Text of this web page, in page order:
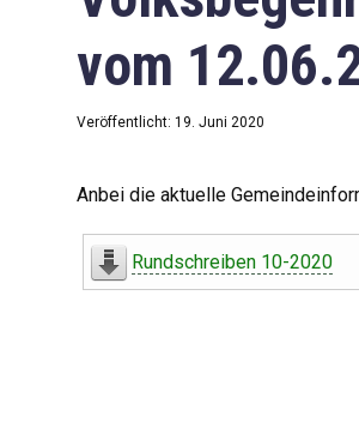
vom
Veröffentlicht: 19. Juni 2020
Anbei die aktuelle
Rundschreiben 10-2020